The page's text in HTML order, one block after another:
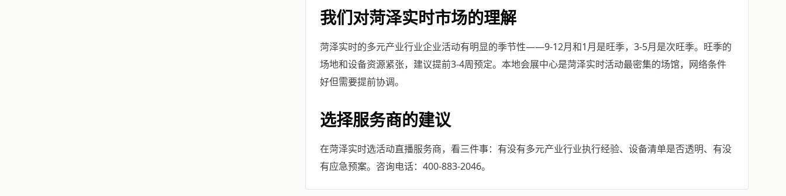
我们对菏泽实时市场的理解
菏泽实时的多元产业行业企业活动有明显的季节性——9-12月和1月是旺季，3-5月是次旺季。旺季的
场地和设备资源紧张，建议提前3-4周预定。本地会展中心是菏泽实时活动最密集的场馆，网络条件
好但需要提前协调。
选择服务商的建议
在菏泽实时选活动直播服务商，看三件事：有没有多元产业行业执行经验、设备清单是否透明、有没
有应急预案。咨询电话：400-883-2046。